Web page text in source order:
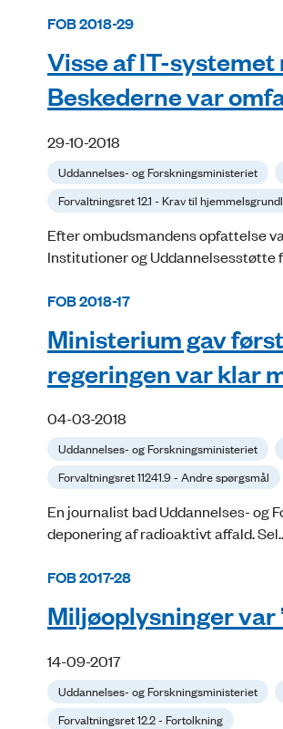
FOB 2018-29
Visse af IT-systemet
Beskederne var
29-10-2018
Uddannelses- og Forskningsministeriet
Forvaltningsret 12.1 - Krav til
Efter ombudsmandens opfattelse
Institutioner og Uddannelsesstøtte
FOB 2018-17
Ministerium gav
regeringen var klar
04-03-2018
Uddannelses- og Forskningsministeriet
Forvaltningsret 11241.9 - Andre spørgsmål
En journalist bad Uddannelses-
deponering af radioaktivt affald.
FOB 2017-28
Miljøoplysninger var
14-09-2017
Uddannelses- og Forskningsministeriet
Forvaltningsret 12.2 - Fortolkning